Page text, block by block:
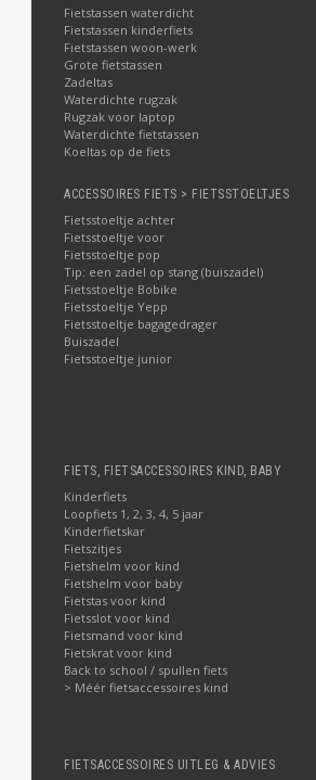
Fietstassen waterdicht
Fietstassen kinderfiets
Fietstassen woon-werk
Grote fietstassen
Zadeltas
Waterdichte rugzak
Rugzak voor laptop
Waterdichte fietstassen
Koeltas op de fiets
ACCESSOIRES FIETS > FIETSSTOELTJES
Fietsstoeltje achter
Fietsstoeltje voor
Fietsstoeltje pop
Tip: een zadel op stang (buiszadel)
Fietsstoeltje Bobike
Fietsstoeltje Yepp
Fietsstoeltje bagagedrager
Buiszadel
Fietsstoeltje junior
FIETS, FIETSACCESSOIRES KIND, BABY
Kinderfiets
Loopfiets 1, 2, 3, 4, 5 jaar
Kinderfietskar
Fietszitjes
Fietshelm voor kind
Fietshelm voor baby
Fietstas voor kind
Fietsslot voor kind
Fietsmand voor kind
Fietskrat voor kind
Back to school / spullen fiets
> Méér fietsaccessoires kind
FIETSACCESSOIRES UITLEG & ADVIES